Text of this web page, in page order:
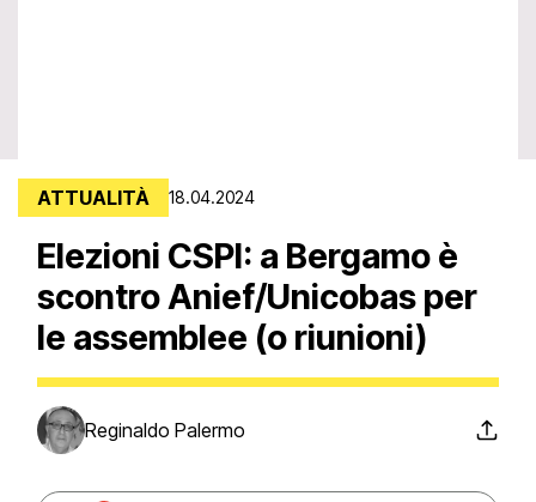
ATTUALITÀ 18.04.2024
Elezioni CSPI: a Bergamo è
scontro Anief/Unicobas per
le assemblee (o riunioni)
Reginaldo Palermo